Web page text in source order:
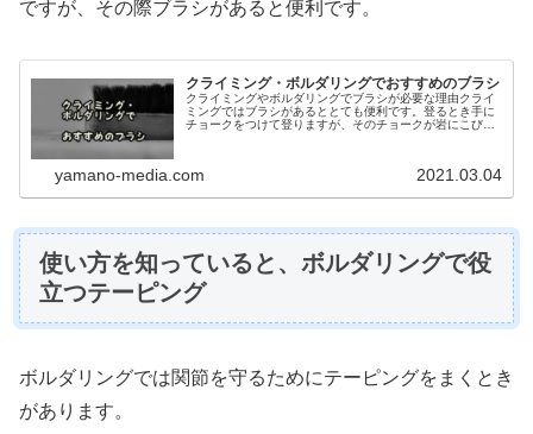
ですが、その際ブラシがあると便利です。
クライミング・ボルダリングでおすすめのブラシ
クライミングやボルダリングでブラシが必要な理由クライ
ミングではブラシがあるととても便利です。登るとき手に
チョークをつけて登りますが、そのチョークが岩にこびり
yamano-media.com 2021.03.04
使い方を知っていると、ボルダリングで役
立つテーピング
ボルダリングでは関節を守るためにテーピングをまくとき
があります。